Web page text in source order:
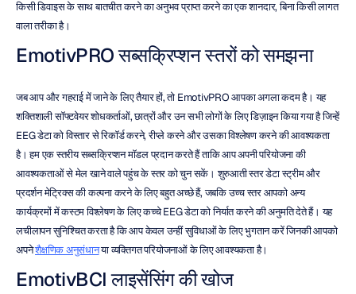
किसी डिवाइस के साथ बातचीत करने का अनुभव प्राप्त करने का एक शानदार, बिना किसी लागत
वाला तरीका है।
EmotivPRO सब्सक्रिप्शन स्तरों को समझना
जब आप और गहराई में जाने के लिए तैयार हों, तो EmotivPRO आपका अगला कदम है। यह
शक्तिशाली सॉफ्टवेयर शोधकर्ताओं, छात्रों और उन सभी लोगों के लिए डिज़ाइन किया गया है जिन्हें
EEG डेटा को विस्तार से रिकॉर्ड करने, रीप्ले करने और उसका विश्लेषण करने की आवश्यकता
है। हम एक स्तरीय सब्सक्रिप्शन मॉडल प्रदान करते हैं ताकि आप अपनी परियोजना की
आवश्यकताओं से मेल खाने वाले पहुंच के स्तर को चुन सकें। शुरुआती स्तर डेटा स्ट्रीम और
प्रदर्शन मेट्रिक्स की कल्पना करने के लिए बहुत अच्छे हैं, जबकि उच्च स्तर आपको अन्य
कार्यक्रमों में कस्टम विश्लेषण के लिए कच्चे EEG डेटा को निर्यात करने की अनुमति देते हैं। यह
लचीलापन सुनिश्चित करता है कि आप केवल उन्हीं सुविधाओं के लिए भुगतान करें जिनकी आपको
अपने शैक्षणिक अनुसंधान या व्यक्तिगत परियोजनाओं के लिए आवश्यकता है।
EmotivBCI लाइसेंसिंग की खोज